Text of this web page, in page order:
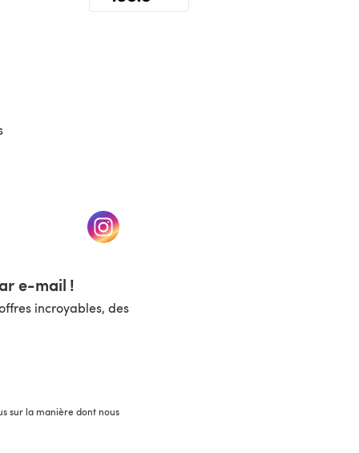
nouvel onglet) (s'ouvre dans un nouvel onglet)
e-mail !
incroyables, des
sur la manière dont nous